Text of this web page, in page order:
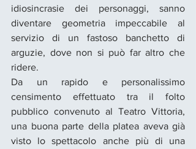
idiosincrasie dei personaggi, sanno
diventare geometria impeccabile al
servizio di un fastoso banchetto di
arguzie, dove non si può far altro che
ridere.
Da un rapido e personalissimo
censimento effettuato tra il folto
pubblico convenuto al Teatro Vittoria,
una buona parte della platea aveva già
visto lo spettacolo anche più di una